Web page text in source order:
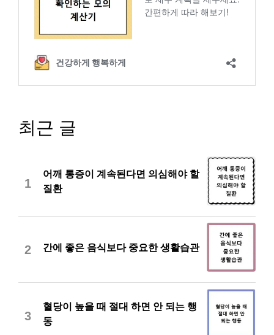
최근 글
1
어깨 통증이 계속된다면 의심해야 할
질환
2 간에 좋은 음식보다 중요한 생활습관
3
혈당이 높을 때 절대 하면 안 되는 행
동